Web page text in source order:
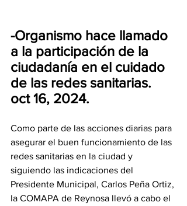
-Organismo hace llamado
a la participación de la
ciudadanía en el cuidado
de las redes sanitarias.
oct 16, 2024.
Como parte de las acciones diarias para
asegurar el buen funcionamiento de las
redes sanitarias en la ciudad y
siguiendo las indicaciones del
Presidente Municipal, Carlos Peña Ortiz,
la COMAPA de Reynosa llevó a cabo el